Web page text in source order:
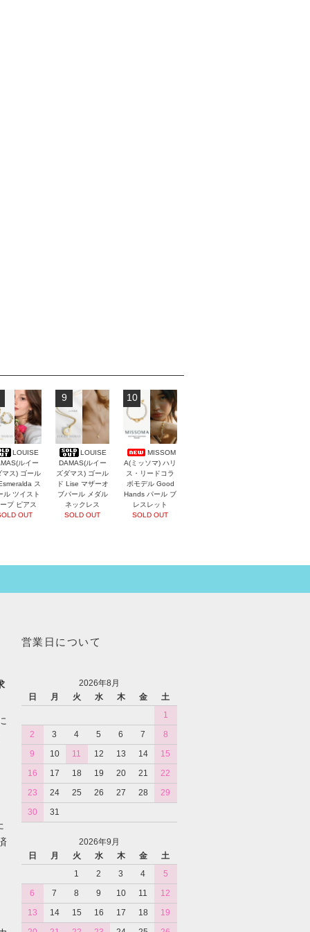
LOUISE
ルイー
マス) ゴール
ス
ル ツイスト
プ ピアス
OUT
9
LOUISE
DAMAS(ルイー
ズダマス) ゴール
ド Lise マザーオ
ブパール メダル
ネックレス
SOLD OUT
10
MISSOM
A(ミッソマ) ハリ
ス・リードコラ
ボモデル Good
Hands パール ブ
レスレット
SOLD OUT
営業日について
2026年8月
日
月 火 水 木 金
土
1
2
3 4 5 6 7
8
9
10 11 12 13 14
15
16
17 18 19 20 21
22
23
24 25 26 27 28
29
30
31
2026年9月
日
月 火 水 木 金
土
1
2 3 4
5
6
7 8 9 10 11
12
13
14 15 16 17 18
19